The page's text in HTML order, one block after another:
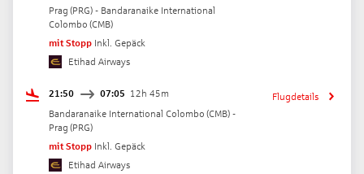
Prag (PRG) - Bandaranaike International
Colombo (CMB)
mit Stopp Inkl. Gepäck
Etihad Airways
21:50 07:05 12h 45m
Bandaranaike International Colombo (CMB) -
Prag (PRG)
mit Stopp Inkl. Gepäck
Etihad Airways
Flugdetails